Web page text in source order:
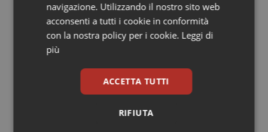
Tumore al seno
Tumore ovarico
Tumori del Polmone & Testa Collo
Tumori gastrointestinali
Potrebbe interessarti in
Lavoro e Professioni
“Preoccupazione per la mancata
approvazione dell’adeguamento
rinnovo contratto sanità privata”
navigazione. Utilizzando il nostro sito web
acconsenti a tutti i cookie in conformità
con la nostra policy per i cookie. Leggi di
più
ACCETTA TUTTI
RIFIUTA